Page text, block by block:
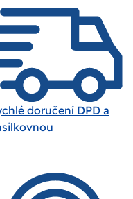
doručení DPD a